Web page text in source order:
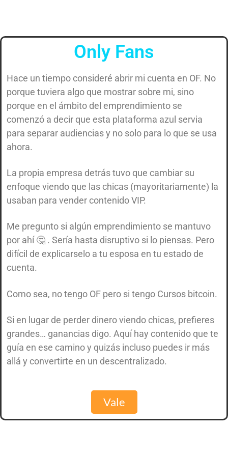
Only Fans
Hace un tiempo consideré abrir mi cuenta en OF. No
porque tuviera algo que mostrar sobre mi, sino
porque en el ámbito del emprendimiento se
comenzó a decir que esta plataforma azul servia
para separar audiencias y no solo para lo que se usa
ahora.
La propia empresa detrás tuvo que cambiar su
enfoque viendo que las chicas (mayoritariamente) la
usaban para vender contenido VIP.
Me pregunto si algún emprendimiento se mantuvo
por ahí 🤔 . Sería hasta disruptivo si lo piensas. Pero
difícil de explicarselo a tu esposa en tu estado de
cuenta.
Como sea, no tengo OF pero si tengo Cursos bitcoin.
Si en lugar de perder dinero viendo chicas, prefieres
grandes… ganancias digo. Aquí hay contenido que te
guía en ese camino y quizás incluso puedes ir más
allá y convertirte en un descentralizado.
Vale